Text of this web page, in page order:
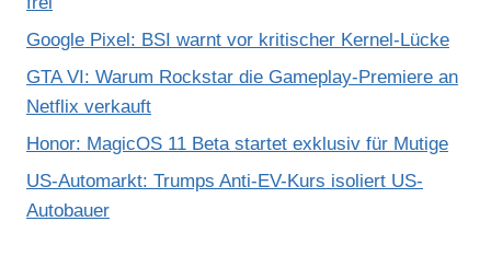
Google Pixel: BSI warnt vor kritischer Kernel-Lücke
GTA VI: Warum Rockstar die Gameplay-Premiere an
Netflix verkauft
Honor: MagicOS 11 Beta startet exklusiv für Mutige
US-Automarkt: Trumps Anti-EV-Kurs isoliert US-
Autobauer